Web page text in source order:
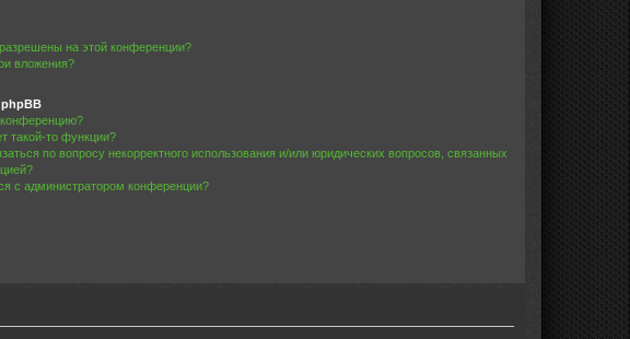
на этой конференции?
вложения?
конференцию?
такой-то функции?
по вопросу некорректного использования и/или юридических вопросов, связанных
с администратором конференции?